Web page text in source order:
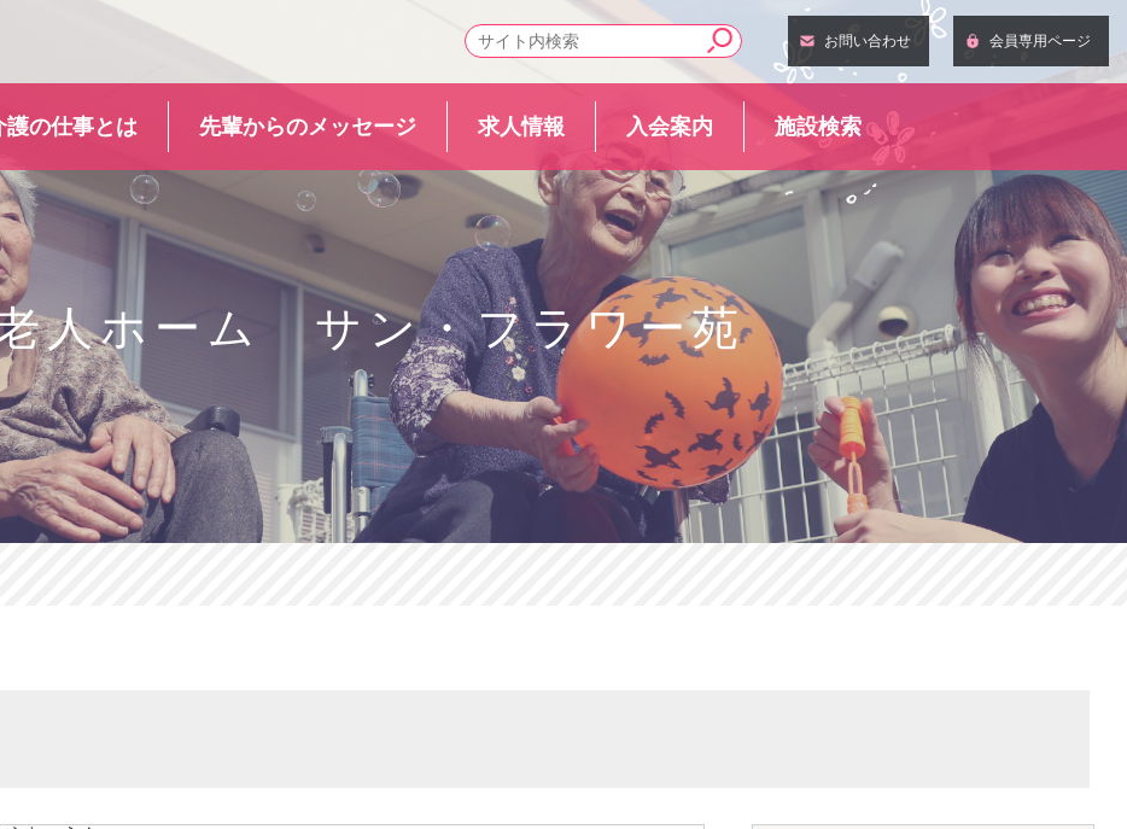
お問い合わせ 会員専用ページ
護の仕事とは 先輩からのメッセージ 求人情報 入会案内 施設検索
人ホーム サン・フラワー苑